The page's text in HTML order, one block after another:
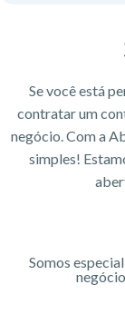
Se você está
contratar um
negócio. Com a
simples!
Somos